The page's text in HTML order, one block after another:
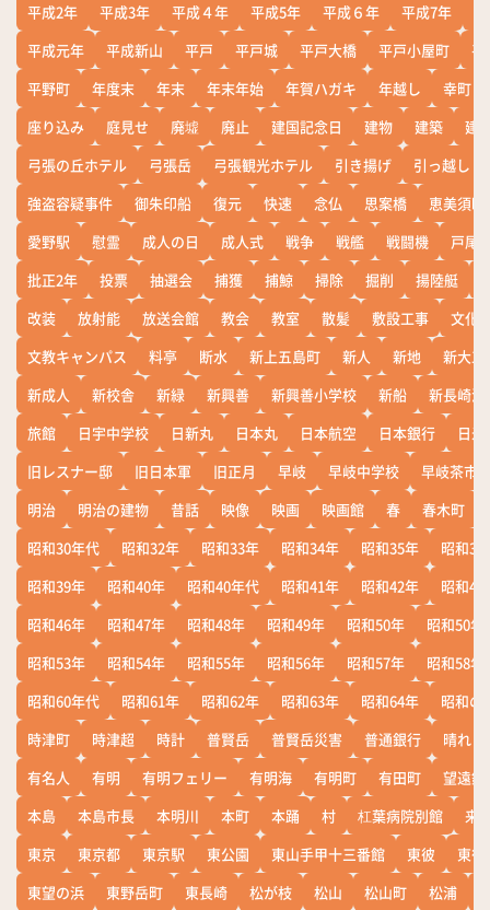
平成2年
平成3年 平成４年 平成5年 平成６年 平成7年
平成元年
平成新山 平戸 平戸城 平戸大橋 平戸小屋町
平
平野町
年度末 年末 年末年始 年賀ハガキ 年越し
幸町
座り込み
庭見せ 廃墟 廃止 建国記念日 建物 建築
建
弓張の丘ホテル
弓張岳 弓張観光ホテル 引き揚げ
引っ越し
強盗容疑事件
御朱印船 復元 快速 念仏 思案橋
恵美須町
愛野駅
慰霊 成人の日 成人式 戦争 戦艦 戦闘機
戸尾
批正2年
投票 抽選会 捕獲 捕鯨 掃除 掘削 揚陸艇
改装
放射能 放送会館 教会 教室 散髪 敷設工事
文化
文教キャンパス
料亭 断水 新上五島町 新人 新地
新大工
新成人
新校舎 新緑 新興善 新興善小学校 新船
新長崎漁
旅館
日宇中学校 日新丸 日本丸 日本航空 日本銀行
日
旧レスナー邸
旧日本軍 旧正月 早岐 早岐中学校
早岐茶市
明治
明治の建物 昔話 映像 映画 映画館 春 春木町
昭和30年代
昭和32年 昭和33年 昭和34年 昭和35年
昭和36
昭和39年
昭和40年 昭和40年代 昭和41年 昭和42年
昭和43
昭和46年
昭和47年 昭和48年 昭和49年 昭和50年
昭和50年
昭和53年
昭和54年 昭和55年 昭和56年 昭和57年
昭和58年
昭和60年代
昭和61年 昭和62年 昭和63年 昭和64年
昭和の
時津町
時津超 時計 普賢岳 普賢岳災害 普通銀行
晴れ
有名人
有明 有明フェリー 有明海 有明町 有田町
望遠鏡
本島
本島市長 本明川 本町 本踊 村 杠葉病院別館
来
東京
東京都 東京駅 東公園 東山手甲十三番館 東彼
東彼
東望の浜
東野岳町 東長崎 松が枝 松山 松山町 松浦